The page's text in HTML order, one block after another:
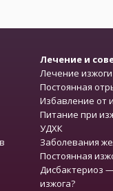
Лечение и
Лечение изжоги
Постоянная
Избавление от
Питание при
УДХК
Заболевания
Постоянная
Дисбактериоз
изжога?